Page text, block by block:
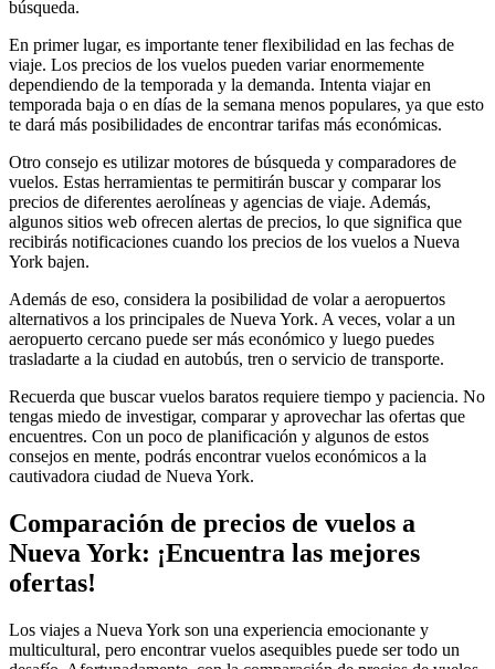
búsqueda.
En primer lugar, es importante tener flexibilidad en las fechas de
viaje. Los precios de los vuelos pueden variar enormemente
dependiendo de la temporada y la demanda. Intenta viajar en
temporada baja o en días de la semana menos populares, ya que esto
te dará más posibilidades de encontrar tarifas más económicas.
Otro consejo es utilizar motores de búsqueda y comparadores de
vuelos. Estas herramientas te permitirán buscar y comparar los
precios de diferentes aerolíneas y agencias de viaje. Además,
algunos sitios web ofrecen alertas de precios, lo que significa que
recibirás notificaciones cuando los precios de los vuelos a Nueva
York bajen.
Además de eso, considera la posibilidad de volar a aeropuertos
alternativos a los principales de Nueva York. A veces, volar a un
aeropuerto cercano puede ser más económico y luego puedes
trasladarte a la ciudad en autobús, tren o servicio de transporte.
Recuerda que buscar vuelos baratos requiere tiempo y paciencia. No
tengas miedo de investigar, comparar y aprovechar las ofertas que
encuentres. Con un poco de planificación y algunos de estos
consejos en mente, podrás encontrar vuelos económicos a la
cautivadora ciudad de Nueva York.
Comparación de precios de vuelos a
Nueva York: ¡Encuentra las mejores
ofertas!
Los viajes a Nueva York son una experiencia emocionante y
multicultural, pero encontrar vuelos asequibles puede ser todo un